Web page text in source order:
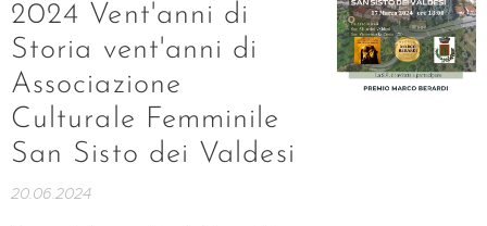
2024 Vent'anni di
Storia vent'anni di
Associazione
Culturale Femminile
San Sisto dei Valdesi
20.06.2024